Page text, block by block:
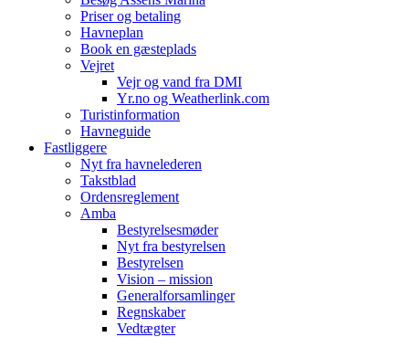
Priser og betaling
Havneplan
Book en gæsteplads
Vejret
Vejr og vand fra DMI
Yr.no og Weatherlink.com
Turistinformation
Havneguide
Fastliggere
Nyt fra havnelederen
Takstblad
Ordensreglement
Amba
Bestyrelsesmøder
Nyt fra bestyrelsen
Bestyrelsen
Vision – mission
Generalforsamlinger
Regnskaber
Vedtægter